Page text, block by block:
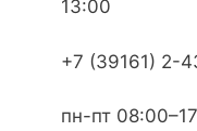
13:00
+7 (39161) 2-
пн-пт